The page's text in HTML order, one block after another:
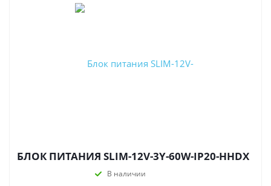
БЛОК ПИТАНИЯ SLIM-12V-3Y-60W-IP20-HHDX
В наличии